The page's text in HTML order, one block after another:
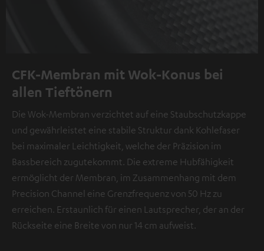
CFK-Membran mit Wok-Konus bei
allen Tieftönern
Die Wok-Membran verzichtet auf eine Staubschutzkappe
und gewährleistet eine stabile Struktur dank Kohlefaser
bei maximaler Leichtigkeit, welche der Präzision im
Bassbereich zugutekommt. Die extreme Hubfähigkeit
ermöglicht der Membran, im Zusammenhang mit dem
Precision Channel eine Grenzfrequenz von 50 Hz zu
erreichen. Erstaunlich für einen Lautsprecher, der an der
Rückseite eine Breite von nur 14 cm aufweist.